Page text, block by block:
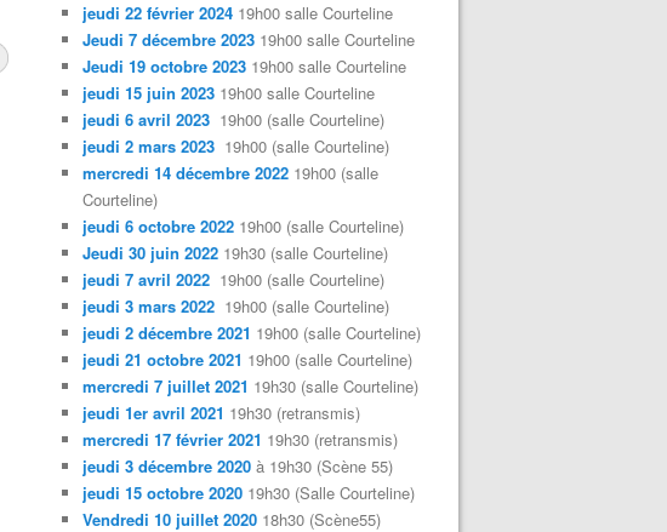
jeudi 22 février 2024 19h00 salle Courteline
Jeudi 7 décembre 2023 19h00 salle Courteline
Jeudi 19 octobre 2023 19h00 salle Courteline
jeudi 15 juin 2023 19h00 salle Courteline
jeudi 6 avril 2023 19h00 (salle Courteline)
jeudi 2 mars 2023 19h00 (salle Courteline)
mercredi 14 décembre 2022 19h00 (salle
Courteline)
jeudi 6 octobre 2022 19h00 (salle Courteline)
Jeudi 30 juin 2022 19h30 (salle Courteline)
jeudi 7 avril 2022 19h00 (salle Courteline)
jeudi 3 mars 2022 19h00 (salle Courteline)
jeudi 2 décembre 2021 19h00 (salle Courteline)
jeudi 21 octobre 2021 19h00 (salle Courteline)
mercredi 7 juillet 2021 19h30 (salle Courteline)
jeudi 1er avril 2021 19h30 (retransmis)
mercredi 17 février 2021 19h30 (retransmis)
jeudi 3 décembre 2020 à 19h30 (Scène 55)
jeudi 15 octobre 2020 19h30 (Salle Courteline)
Vendredi 10 juillet 2020 18h30 (Scène55)